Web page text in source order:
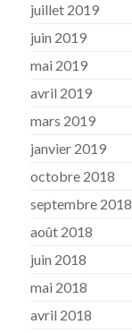
juillet 2019
juin 2019
mai 2019
avril 2019
mars 2019
janvier 2019
octobre 2018
septembre 2018
août 2018
juin 2018
mai 2018
avril 2018